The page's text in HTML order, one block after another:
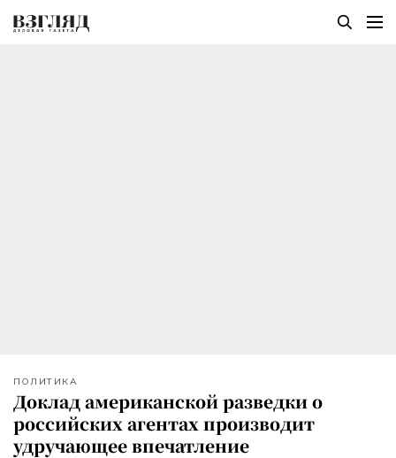
ПОЛИТИКА
Доклад американской разведки о
российских агентах производит
удручающее впечатление